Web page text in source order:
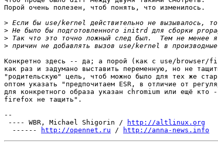
Порой очень полезен, чтоб понять, что изменилось.
>
>
>
>
Конкретно здесь -- да; а порой (как с use/browser/
как раз и задумано выставить переменную, но не
"родительскую" цель, чтоб можно было для тех же
оптом указать "предпочитаем ESR, в отличие от
для конкретного образа указан chromium или ещё кто
firefox не тащить".
--
---- WBR, Michael Shigorin /
http://altlinux.org
------
http://opennet.ru / http://anna-news.info